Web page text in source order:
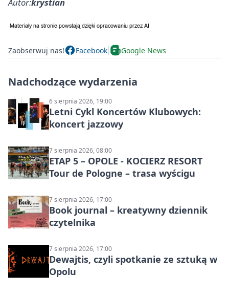
Autor:krystian
Zaobserwuj nas! Facebook Google News
Nadchodzące wydarzenia
6 sierpnia 2026, 19:00
Letni Cykl Koncertów Klubowych:
koncert jazzowy
7 sierpnia 2026, 08:00
ETAP 5 – OPOLE - KOCIERZ RESORT
Tour de Pologne – trasa wyścigu
7 sierpnia 2026, 17:00
Book journal – kreatywny dziennik
czytelnika
7 sierpnia 2026, 17:00
Dewajtis, czyli spotkanie ze sztuką w
Opolu